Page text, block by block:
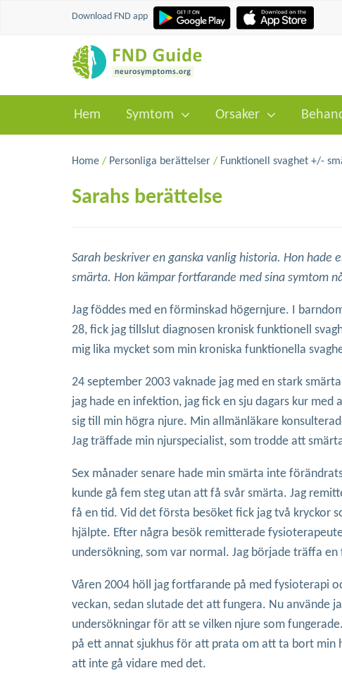
Download FND app
Hem Symtom Orsaker
Home / Personliga berättelser / Funktionell svaghet +/-
Sarahs berättelse
Sarah beskriver en ganska vanlig historia. Hon
smärta. Hon kämpar fortfarande med sina symtom
Jag föddes med en förminskad högernjure. I
28, fick jag tillslut diagnosen kronisk funktionell
mig lika mycket som min kroniska funktionella
24 september 2003 vaknade jag med en stark
jag hade en infektion, jag fick en sju dagars kur
sig till min högra njure. Min allmänläkare
Jag träffade min njurspecialist, som trodde att
Sex månader senare hade min smärta inte
kunde gå fem steg utan att få svår smärta. Jag
få en tid. Vid det första besöket fick jag två kryckor
hjälpte. Efter några besök remitterade
undersökning, som var normal. Jag började träffa
Våren 2004 höll jag fortfarande på med fysioterapi
veckan, sedan slutade det att fungera. Nu använde
undersökningar för att se vilken njure som
på ett annat sjukhus för att prata om att ta bort
att inte gå vidare med det.